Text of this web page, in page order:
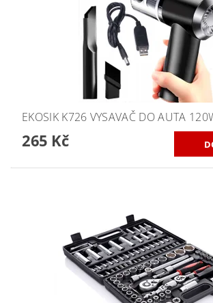
EKOSIK K726 VYSAVAČ DO AUTA
265 Kč